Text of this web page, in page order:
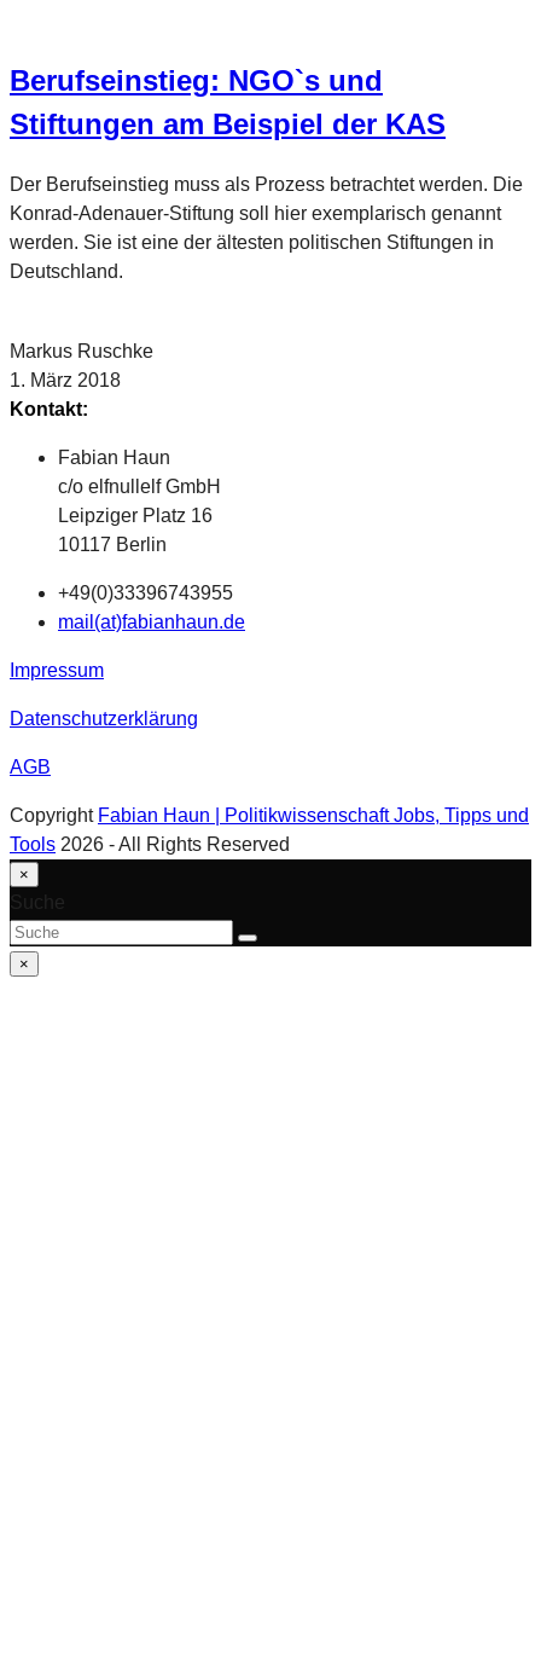
Berufseinstieg: NGO`s und
Stiftungen am Beispiel der KAS
Der Berufseinstieg muss als Prozess betrachtet werden. Die
Konrad-Adenauer-Stiftung soll hier exemplarisch genannt
werden. Sie ist eine der ältesten politischen Stiftungen in
Deutschland.
Markus Ruschke
1. März 2018
Kontakt:
Fabian Haun
c/o elfnullelf GmbH
Leipziger Platz 16
10117 Berlin
+49(0)33396743955
mail(at)fabianhaun.de
Impressum
Datenschutzerklärung
AGB
Copyright Fabian Haun | Politikwissenschaft Jobs, Tipps und
Tools 2026 - All Rights Reserved
An
den
Anfang
×
Suche
schließen
Suche
Suche
Senden
×
Close